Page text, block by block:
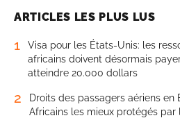
ARTICLES LES PLUS LUS
1
Visa pour les États-Unis: les
africains doivent désormais
atteindre 20.000 dollars
2
Droits des passagers aériens en
Africains les mieux protégés par